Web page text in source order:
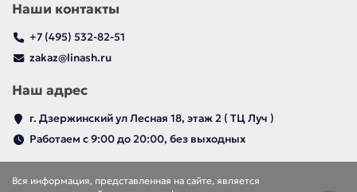
Вся информация, представленная на сайте, является
Наши контакты
+7 (495) 532-82-51
zakaz@linash.ru
Наш адрес
г. Дзержинский ул Лесная 18, этаж 2 ( ТЦ Луч )
Работаем с 9:00 до 20:00, без выходных